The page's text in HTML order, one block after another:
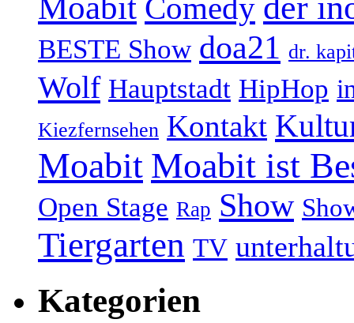
Comedy
BESTE Show doa21 dr.
Wolf Hauptstadt HipHop
Kiezfernsehen Kontakt
Moabit Moabit ist
Open Stage Rap Show
Tiergarten TV
Kategorien